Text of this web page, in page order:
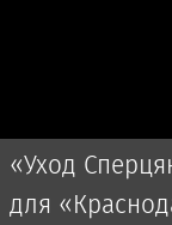
«Уход
для